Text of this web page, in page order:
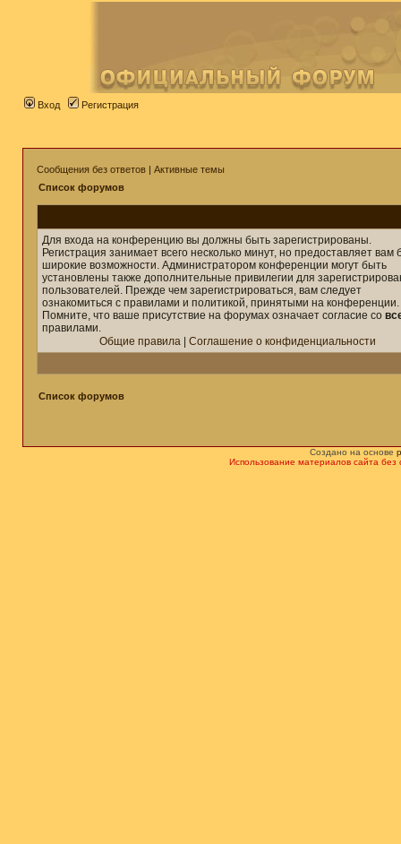
Вход Регистрация
Сообщения без ответов | Активные темы
Список форумов
Для входа на конференцию вы должны быть зарегистрированы.
Регистрация занимает всего несколько минут, но предоставляет вам
широкие возможности. Администратором конференции могут быть
установлены также дополнительные привилегии для
пользователей. Прежде чем зарегистрироваться, вам следует
ознакомиться с правилами и политикой, принятыми на конференции.
Помните, что ваше присутствие на форумах означает согласие со
правилами.
Общие правила
Соглашение о конфиденциальности
Список форумов
Создано на основе
Использование материалов сайта